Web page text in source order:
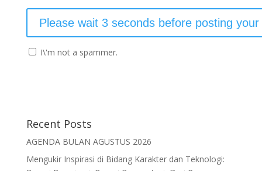
I\'m not a spammer.
Recent Posts
AGENDA BULAN AGUSTUS 2026
Mengukir Inspirasi di Bidang Karakter dan Teknologi: